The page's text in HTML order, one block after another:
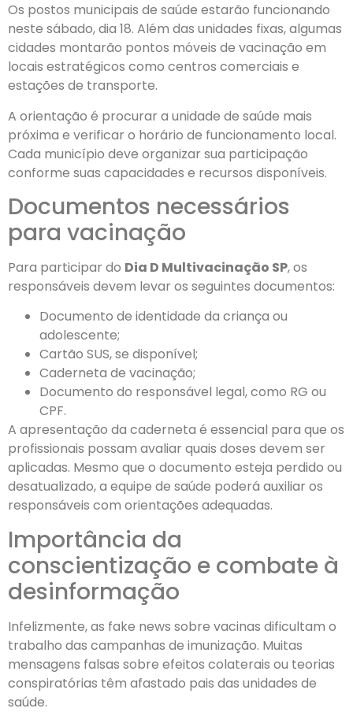
Os postos municipais de saúde estarão funcionando
neste sábado, dia 18. Além das unidades fixas, algumas
cidades montarão pontos móveis de vacinação em
locais estratégicos como centros comerciais e
estações de transporte.
A orientação é procurar a unidade de saúde mais
próxima e verificar o horário de funcionamento local.
Cada município deve organizar sua participação
conforme suas capacidades e recursos disponíveis.
Documentos necessários
para vacinação
Para participar do Dia D Multivacinação SP, os
responsáveis devem levar os seguintes documentos:
Documento de identidade da criança ou
adolescente;
Cartão SUS, se disponível;
Caderneta de vacinação;
Documento do responsável legal, como RG ou
CPF.
A apresentação da caderneta é essencial para que os
profissionais possam avaliar quais doses devem ser
aplicadas. Mesmo que o documento esteja perdido ou
desatualizado, a equipe de saúde poderá auxiliar os
responsáveis com orientações adequadas.
Importância da
conscientização e combate à
desinformação
Infelizmente, as fake news sobre vacinas dificultam o
trabalho das campanhas de imunização. Muitas
mensagens falsas sobre efeitos colaterais ou teorias
conspiratórias têm afastado pais das unidades de
saúde.